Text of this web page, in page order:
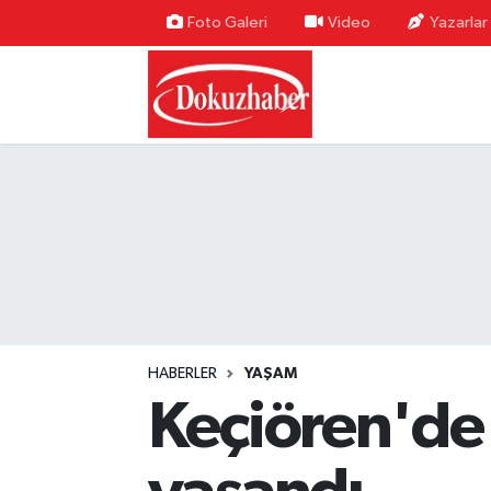
Foto Galeri Video Yazarlar
HABERLER YAŞAM
Hava Durumu
Trafik Durumu